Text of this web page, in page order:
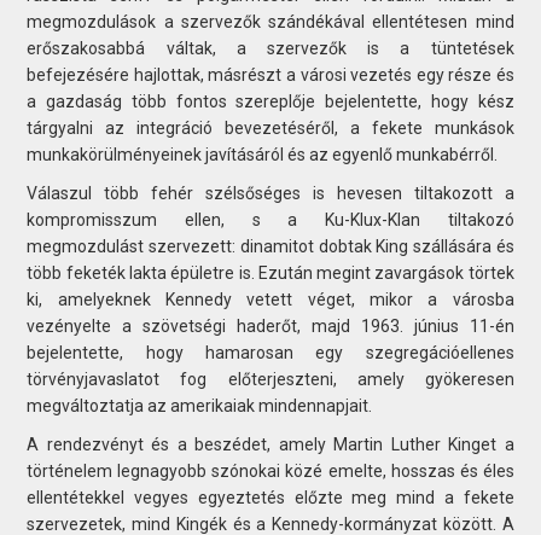
megmozdulások a szervezők szándékával ellentétesen mind
erőszakosabbá váltak, a szervezők is a tüntetések
befejezésére hajlottak, másrészt a városi vezetés egy része és
a gazdaság több fontos szereplője bejelentette, hogy kész
tárgyalni az integráció bevezetéséről, a fekete munkások
munkakörülményeinek javításáról és az egyenlő munkabérről.
Válaszul több fehér szélsőséges is hevesen tiltakozott a
kompromisszum ellen, s a Ku-Klux-Klan tiltakozó
megmozdulást szervezett: dinamitot dobtak King szállására és
több feketék lakta épületre is. Ezután megint zavargások törtek
ki, amelyeknek Kennedy vetett véget, mikor a városba
vezényelte a szövetségi haderőt, majd 1963. június 11-én
bejelentette, hogy hamarosan egy szegregációellenes
törvényjavaslatot fog előterjeszteni, amely gyökeresen
megváltoztatja az amerikaiak mindennapjait.
A rendezvényt és a beszédet, amely Martin Luther Kinget a
történelem legnagyobb szónokai közé emelte, hosszas és éles
ellentétekkel vegyes egyeztetés előzte meg mind a fekete
szervezetek, mind Kingék és a Kennedy-kormányzat között. A